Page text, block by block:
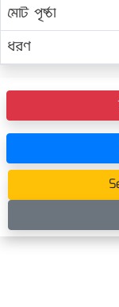
মোট পৃষ্ঠা
ধরণ